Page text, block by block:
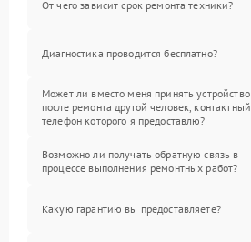
От чего зависит срок ремонта техники?
Диагностика проводится бесплатно?
Может ли вместо меня принять устройство
после ремонта другой человек, контактный
телефон которого я предоставлю?
Возможно ли получать обратную связь в
процессе выполнения ремонтных работ?
Какую гарантию вы предоставляете?